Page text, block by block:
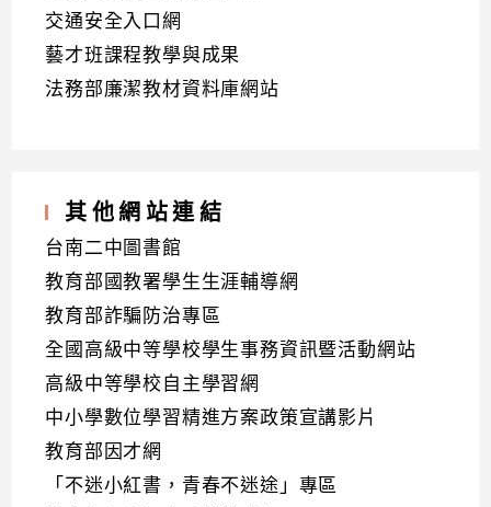
交通安全入口網
藝才班課程教學與成果
法務部廉潔教材資料庫網站
其他網站連結
台南二中圖書館
教育部國教署學生生涯輔導網
教育部詐騙防治專區
全國高級中等學校學生事務資訊暨活動網站
高級中等學校自主學習網
中小學數位學習精進方案政策宣講影片
教育部因才網
「不迷小紅書，青春不迷途」專區